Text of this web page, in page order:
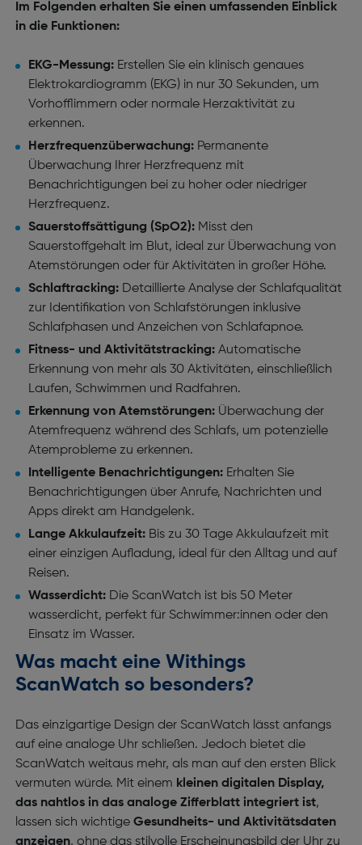
Im Folgenden erhalten Sie einen umfassenden Einblick
in die Funktionen:
EKG-Messung:Erstellen Sie ein klinisch genaues
Elektrokardiogramm (EKG) in nur 30 Sekunden, um
Vorhofflimmern oder normale Herzaktivität zu
erkennen.
Herzfrequenzüberwachung:Permanente
Überwachung Ihrer Herzfrequenz mit
Benachrichtigungen bei zu hoher oder niedriger
Herzfrequenz.
Sauerstoffsättigung (SpO2):Misst den
Sauerstoffgehalt im Blut, ideal zur Überwachung von
Atemstörungen oder für Aktivitäten in großer Höhe.
Schlaftracking:Detaillierte Analyse der Schlafqualität
zur Identifikation von Schlafstörungen inklusive
Schlafphasen und Anzeichen von Schlafapnoe.
Fitness- und Aktivitätstracking:Automatische
Erkennung von mehr als 30 Aktivitäten, einschließlich
Laufen, Schwimmen und Radfahren.
Erkennung von Atemstörungen:Überwachung der
Atemfrequenz während des Schlafs, um potenzielle
Atemprobleme zu erkennen.
Intelligente Benachrichtigungen:Erhalten Sie
Benachrichtigungen über Anrufe, Nachrichten und
Apps direkt am Handgelenk.
Lange Akkulaufzeit: Bis zu 30 Tage Akkulaufzeit mit
einer einzigen Aufladung, ideal für den Alltag und auf
Reisen.
Wasserdicht:Die ScanWatch ist bis 50 Meter
wasserdicht, perfekt für Schwimmer:innen oder den
Einsatz im Wasser.
Was macht eine Withings
ScanWatch so besonders?
Das einzigartige Design der ScanWatch lässt anfangs
auf eine analoge Uhr schließen. Jedoch bietet die
ScanWatch weitaus mehr, als man auf den ersten Blick
vermuten würde. Mit einem kleinen digitalen Display,
das nahtlos in das analoge Zifferblatt integriert ist,
lassen sich wichtige Gesundheits- und Aktivitätsdaten
anzeigen, ohne das stilvolle Erscheinungsbild der Uhr zu